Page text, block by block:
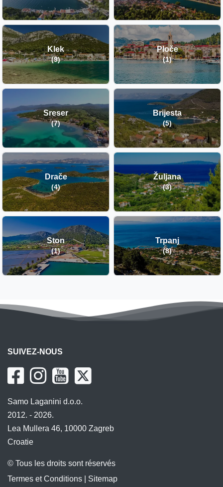
Klek
(9)
Ploče
(1)
Sreser
(7)
Brijesta
(5)
Drače
(4)
Žuljana
(3)
Ston
(1)
Trpanj
(8)
SUIVEZ-NOUS
Samo Laganini d.o.o.
2012. - 2026.
Lea Mullera 46, 10000 Zagreb
Croatie
© Tous les droits sont réservés
Termes et Conditions
Sitemap